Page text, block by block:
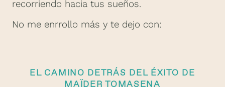
recorriendo hacia tus sueños.
No me enrrollo más y te dejo con:
EL CAMINO DETRÁS DEL ÉXITO DE
MAÏDER TOMASENA